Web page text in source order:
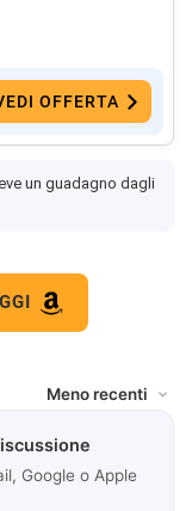
OFFERTA
un guadagno dagli
Google o Apple